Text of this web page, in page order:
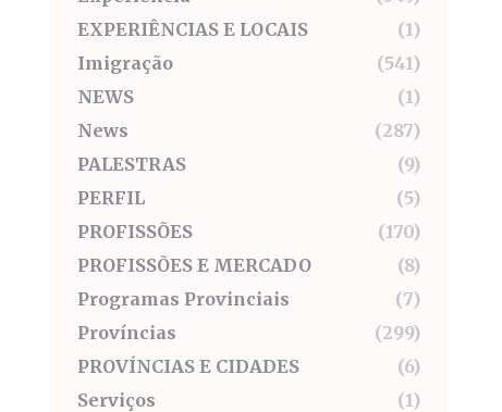
EXPERIÊNCIAS E LOCAIS
(1)
Imigração
(541)
NEWS
(1)
News
(287)
PALESTRAS
(9)
PERFIL
(5)
PROFISSÕES
(170)
PROFISSÕES E MERCADO
(8)
Programas Provinciais
(7)
Províncias
(299)
PROVÍNCIAS E CIDADES
(6)
Serviços
(1)